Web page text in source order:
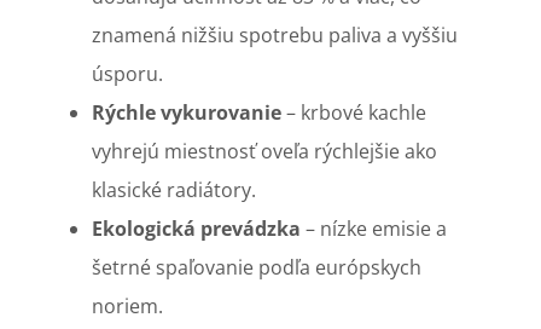
znamená nižšiu spotrebu paliva a vyššiu
úsporu.
Rýchle vykurovanie– krbové kachle
vyhrejú miestnosť oveľa rýchlejšie ako
klasické radiátory.
Ekologická prevádzka – nízke emisie a
šetrné spaľovanie podľa európskych
noriem.